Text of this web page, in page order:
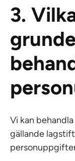
3.
Vi kan
gällande